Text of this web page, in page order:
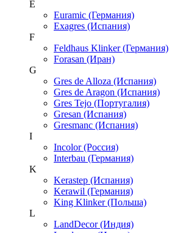
E
Euramic (Германия)
Exagres (Испания)
F
Feldhaus Klinker (Германия)
Forasan (Иран)
G
Gres de Alloza (Испания)
Gres de Aragon (Испания)
Gres Tejo (Португалия)
Gresan (Испания)
Gresmanc (Испания)
I
Incolor (Россия)
Interbau (Германия)
K
Kerastep (Испания)
Kerawil (Германия)
King Klinker (Польша)
L
LandDecor (Индия)